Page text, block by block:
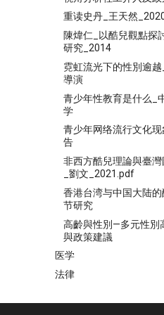
重读史丹_王天然
陳煒仁_以酷兒觀點探
研究_2014
霓虹流光下的性別逾
導演
青少年性教育是什么_
学
青少年网络流行文化现
告
非西方酷兒理論與臺灣
_劉文_2021.pdf
香港台湾与中国大陆
节研究
高齡與性別—多元性別
與政策建議
医学
法律